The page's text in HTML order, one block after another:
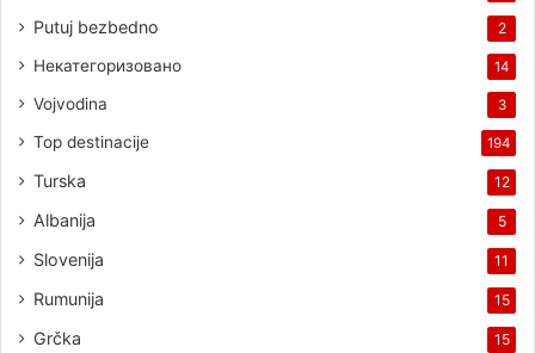
Putuj bezbedno 2
Некатегоризовано 14
Vojvodina 3
Top destinacije 194
Turska 12
Albanija 5
Slovenija 11
Rumunija 15
Grčka 15